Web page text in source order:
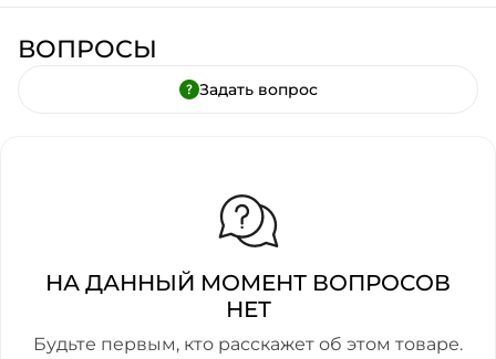
ВОПРОСЫ
Задать вопрос
НА ДАННЫЙ МОМЕНТ ВОПРОСОВ
НЕТ
Будьте первым, кто расскажет об этом товаре.